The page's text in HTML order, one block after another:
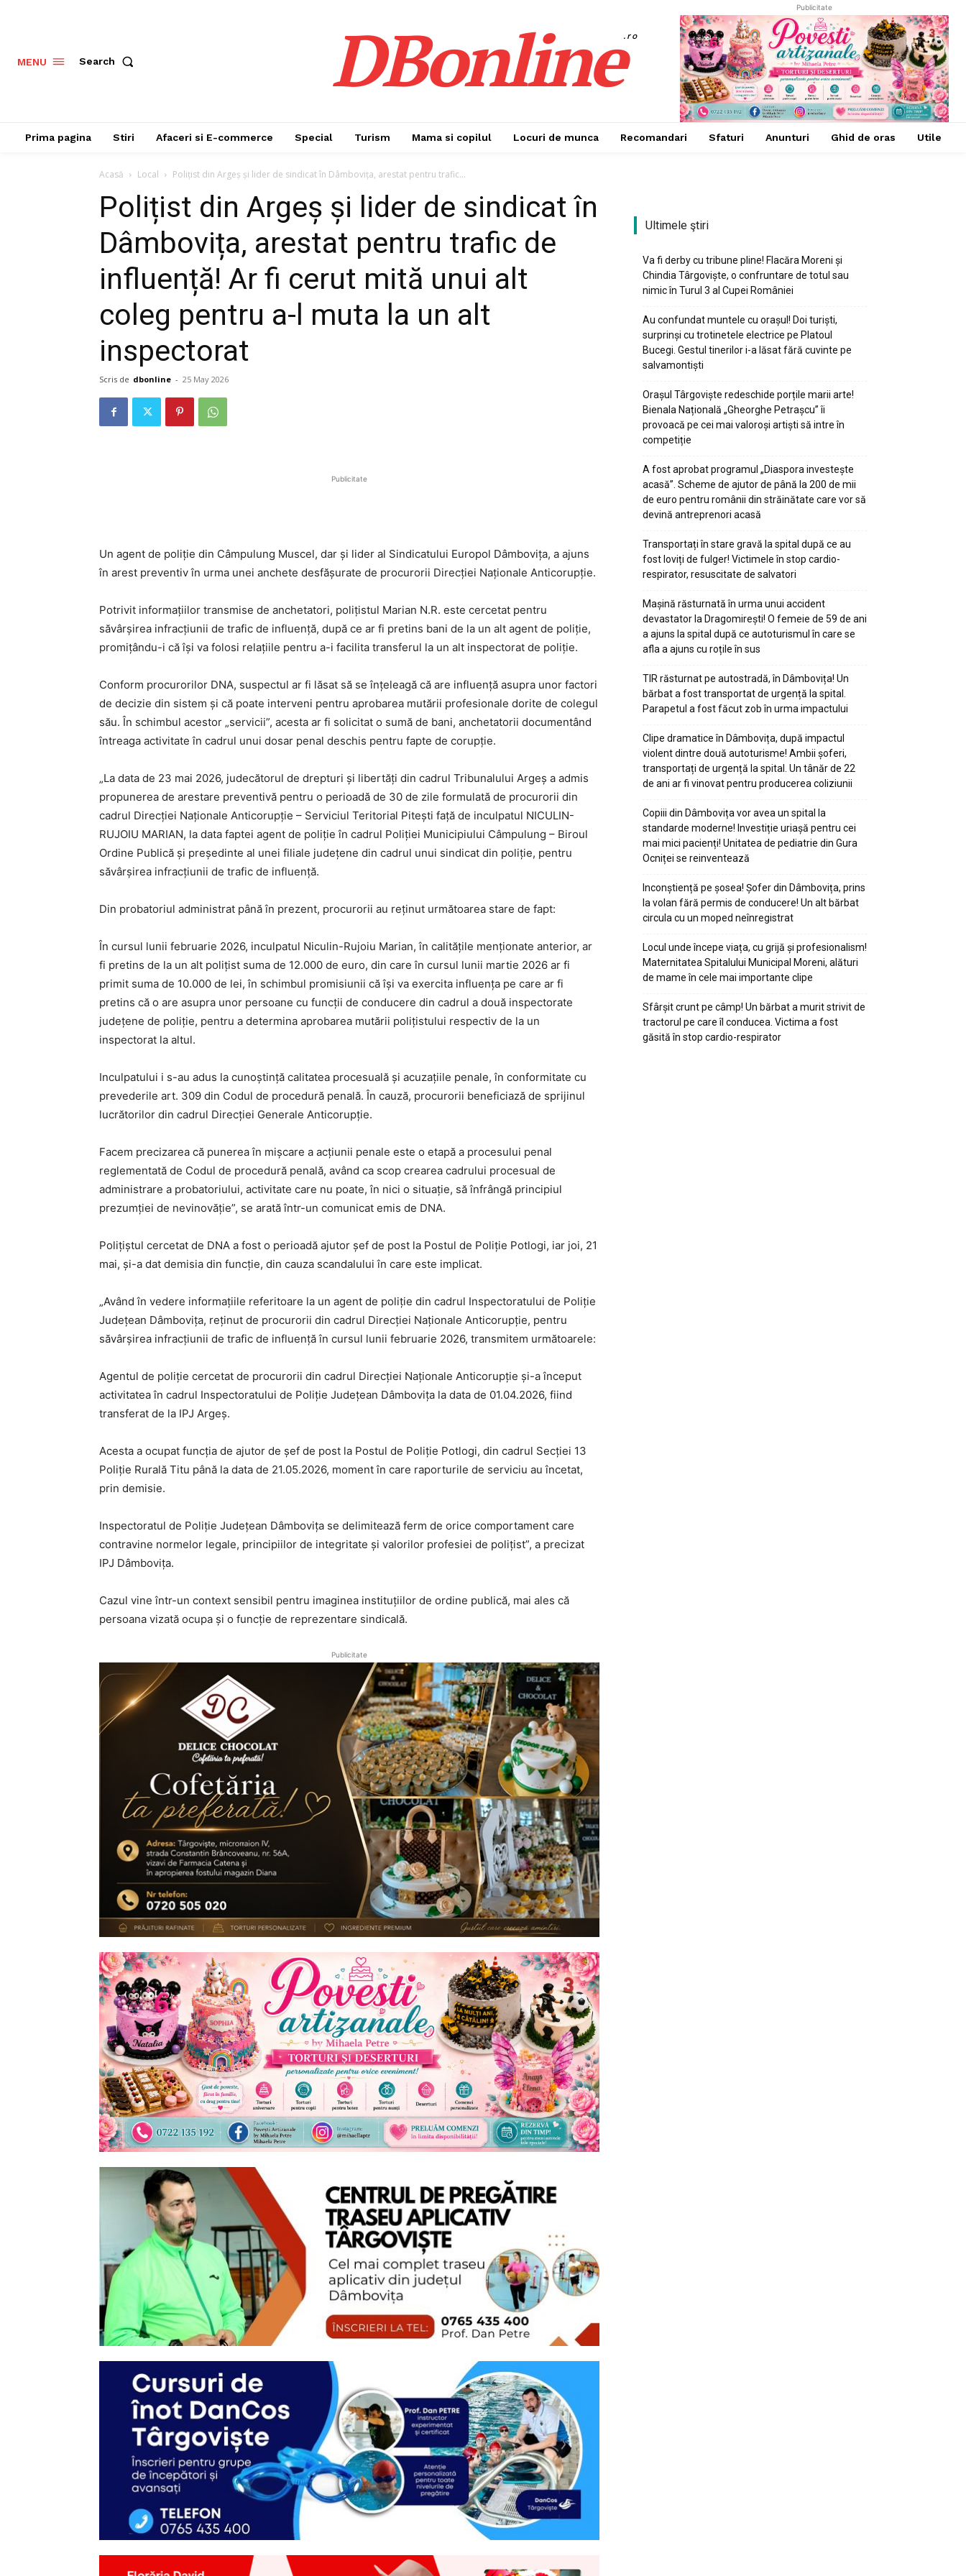
MENU Search DBonline.ro
Publicitate
Prima pagina Stiri Afaceri si E-commerce Special Turism Mama si copilul Locuri de munca Recomandari Sfaturi Anunturi Ghid de oras Utile
Acasă Local Polițist din Argeș și lider de sindicat în Dâmbovița, arestat pentru trafic...
Polițist din Argeș și lider de sindicat în
Dâmbovița, arestat pentru trafic de
influență! Ar fi cerut mită unui alt
coleg pentru a-l muta la un alt
inspectorat
Scris de dbonline - 25 May 2026
Publicitate
Un agent de poliție din Câmpulung Muscel, dar și lider al Sindicatului Europol Dâmbovița, a ajuns
în arest preventiv în urma unei anchete desfășurate de procurorii Direcției Naționale Anticorupție.
Potrivit informațiilor transmise de anchetatori, polițistul Marian N.R. este cercetat pentru
săvârșirea infracțiunii de trafic de influență, după ce ar fi pretins bani de la un alt agent de poliție,
promițându-i că își va folosi relațiile pentru a-i facilita transferul la un alt inspectorat de poliție.
Conform procurorilor DNA, suspectul ar fi lăsat să se înțeleagă că are influență asupra unor factori
de decizie din sistem și că poate interveni pentru aprobarea mutării profesionale dorite de colegul
său. În schimbul acestor „servicii”, acesta ar fi solicitat o sumă de bani, anchetatorii documentând
întreaga activitate în cadrul unui dosar penal deschis pentru fapte de corupție.
„La data de 23 mai 2026, judecătorul de drepturi și libertăți din cadrul Tribunalului Argeș a admis
propunerea de arestare preventivă pentru o perioadă de 30 de zile formulată de procurorii din
cadrul Direcției Naționale Anticorupție – Serviciul Teritorial Pitești față de inculpatul NICULIN-
RUJOIU MARIAN, la data faptei agent de poliție în cadrul Poliției Municipiului Câmpulung – Biroul
Ordine Publică și președinte al unei filiale județene din cadrul unui sindicat din poliție, pentru
săvârșirea infracțiunii de trafic de influență.
Din probatoriul administrat până în prezent, procurorii au reținut următoarea stare de fapt:
În cursul lunii februarie 2026, inculpatul Niculin-Rujoiu Marian, în calitățile menționate anterior, ar
fi pretins de la un alt polițist suma de 12.000 de euro, din care în cursul lunii martie 2026 ar fi
primit suma de 10.000 de lei, în schimbul promisiunii că își va exercita influența pe care ar fi
pretins că o are asupra unor persoane cu funcții de conducere din cadrul a două inspectorate
județene de poliție, pentru a determina aprobarea mutării polițistului respectiv de la un
inspectorat la altul.
Inculpatului i s-au adus la cunoștință calitatea procesuală și acuzațiile penale, în conformitate cu
prevederile art. 309 din Codul de procedură penală. În cauză, procurorii beneficiază de sprijinul
lucrătorilor din cadrul Direcției Generale Anticorupție.
Facem precizarea că punerea în mișcare a acțiunii penale este o etapă a procesului penal
reglementată de Codul de procedură penală, având ca scop crearea cadrului procesual de
administrare a probatoriului, activitate care nu poate, în nici o situație, să înfrângă principiul
prezumției de nevinovăție”, se arată într-un comunicat emis de DNA.
Polițiștul cercetat de DNA a fost o perioadă ajutor șef de post la Postul de Poliție Potlogi, iar joi, 21
mai, și-a dat demisia din funcție, din cauza scandalului în care este implicat.
„Având în vedere informațiile referitoare la un agent de poliție din cadrul Inspectoratului de Poliție
Județean Dâmbovița, reținut de procurorii din cadrul Direcției Naționale Anticorupție, pentru
săvârșirea infracțiunii de trafic de influență în cursul lunii februarie 2026, transmitem următoarele:
Agentul de poliție cercetat de procurorii din cadrul Direcției Naționale Anticorupție și-a început
activitatea în cadrul Inspectoratului de Poliție Județean Dâmbovița la data de 01.04.2026, fiind
transferat de la IPJ Argeș.
Acesta a ocupat funcția de ajutor de șef de post la Postul de Poliție Potlogi, din cadrul Secției 13
Poliție Rurală Titu până la data de 21.05.2026, moment în care raporturile de serviciu au încetat,
prin demisie.
Inspectoratul de Poliție Județean Dâmbovița se delimitează ferm de orice comportament care
contravine normelor legale, principiilor de integritate și valorilor profesiei de polițist”, a precizat
IPJ Dâmbovița.
Cazul vine într-un context sensibil pentru imaginea instituțiilor de ordine publică, mai ales că
persoana vizată ocupa și o funcție de reprezentare sindicală.
Publicitate
Ultimele ştiri
Va fi derby cu tribune pline! Flacăra Moreni și
Chindia Târgoviște, o confruntare de totul sau
nimic în Turul 3 al Cupei României
Au confundat muntele cu orașul! Doi turiști,
surprinși cu trotinetele electrice pe Platoul
Bucegi. Gestul tinerilor i-a lăsat fără cuvinte pe
salvamontiști
Orașul Târgoviște redeschide porțile marii arte!
Bienala Națională „Gheorghe Petrașcu” îi
provoacă pe cei mai valoroși artiști să intre în
competiție
A fost aprobat programul „Diaspora investește
acasă”. Scheme de ajutor de până la 200 de mii
de euro pentru românii din străinătate care vor să
devină antreprenori acasă
Transportați în stare gravă la spital după ce au
fost loviți de fulger! Victimele în stop cardio-
respirator, resuscitate de salvatori
Mașină răsturnată în urma unui accident
devastator la Dragomirești! O femeie de 59 de ani
a ajuns la spital după ce autoturismul în care se
afla a ajuns cu roțile în sus
TIR răsturnat pe autostradă, în Dâmbovița! Un
bărbat a fost transportat de urgență la spital.
Parapetul a fost făcut zob în urma impactului
Clipe dramatice în Dâmbovița, după impactul
violent dintre două autoturisme! Ambii șoferi,
transportați de urgență la spital. Un tânăr de 22
de ani ar fi vinovat pentru producerea coliziunii
Copiii din Dâmbovița vor avea un spital la
standarde moderne! Investiție uriașă pentru cei
mai mici pacienți! Unitatea de pediatrie din Gura
Ocniței se reinventează
Inconștiență pe șosea! Șofer din Dâmbovița, prins
la volan fără permis de conducere! Un alt bărbat
circula cu un moped neînregistrat
Locul unde începe viața, cu grijă și profesionalism!
Maternitatea Spitalului Municipal Moreni, alături
de mame în cele mai importante clipe
Sfârșit crunt pe câmp! Un bărbat a murit strivit de
tractorul pe care îl conducea. Victima a fost
găsită în stop cardio-respirator